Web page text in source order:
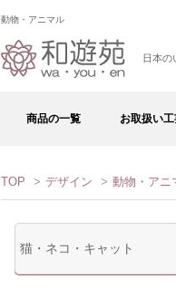
動物・アニマル
日本の
商品の一覧 お取扱い
TOP > デザイン > 動物・アニ
猫・ネコ・キャット